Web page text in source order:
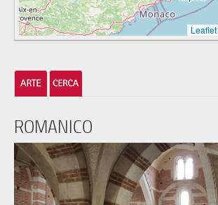
Leaflet
ROMANICO